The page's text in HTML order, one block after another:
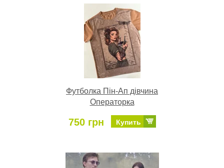
Футболка Пін-Ап дівчина
Операторка
750 грн Купить